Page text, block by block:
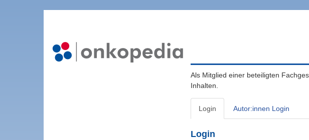
Als Mitglied einer beteiligten
Inhalten.
Login Autor:innen Login
Login